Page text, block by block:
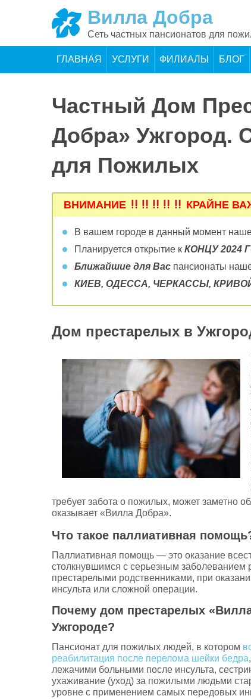
Вилла Добра
Сеть частных пансионатов для
ГЛАВНАЯ УСЛУГИ ФИЛИАЛЫ БЛОГ
Частный Дом
Добра» Ужгород.
для Пожилых
ВНИМАНИЕ КРАЙНЕ
В вашем городе в данный момент
Планируется открытие к КОНЦУ 2024
Ближайшие для Вас пансионаты
КИЕВ, ОДЕССА, ЧЕРКАССЫ,
Дом престарелых в
требует забота о пожилых, может заметно
оказывает «Вилла Добра».
Что такое паллиативная
Паллиативная помощь — это оказание
столкнувшимся с серьезным заболеванием
престарелыми родственниками, при
инсульта или сложной операции.
Почему дом престарелых
Ужгороде?
Пансионат для пожилых людей, в котором
реабилитация после перелома шейки бедра
лежачими больными после инсульта,
ухаживание (уход) за пожилыми людьми
уровне с применением самых передовых